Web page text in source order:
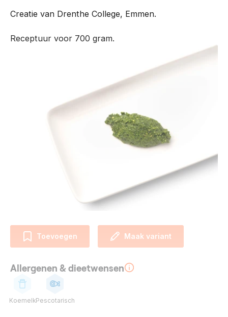
Creatie van Drenthe College, Emmen.
Receptuur voor 700 gram.
Toevoegen Maak variant
Allergenen & dieetwensen
KoemelkPescotarisch